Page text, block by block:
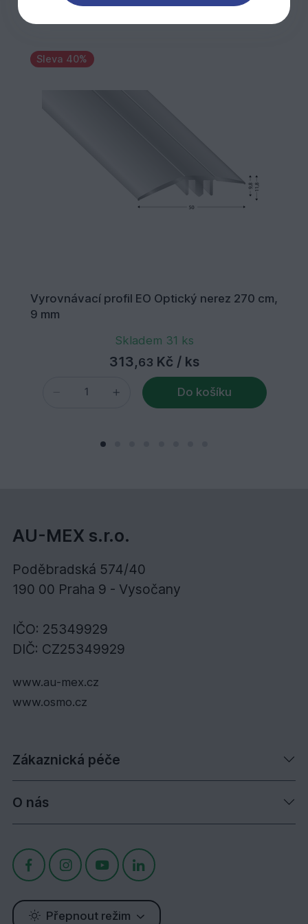
Sleva 40%
Vyrovnávací profil EO Optický nerez 270 cm,
9 mm
Skladem 31 ks
313,63 Kč / ks
Do košíku
AU-MEX s.r.o.
Poděbradská 574/40
190 00 Praha 9 - Vysočany
IČO: 25349929
DIČ: CZ25349929
www.au-mex.cz
www.osmo.cz
Zákaznická péče
O nás
Přepnout režim